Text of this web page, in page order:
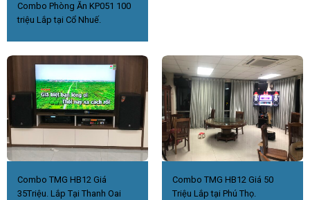
Combo Phòng Ăn KP051 100
triệu Lắp tại Cổ Nhuế.
Combo TMG HB12 Giá
35Triệu. Lắp Tại Thanh Oai
Combo TMG HB12 Giá 50
Triệu Lắp tại Phú Thọ.